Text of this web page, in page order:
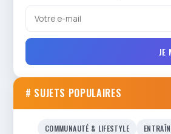
JE
# SUJETS POPULAIRES
COMMUNAUTÉ & LIFESTYLE